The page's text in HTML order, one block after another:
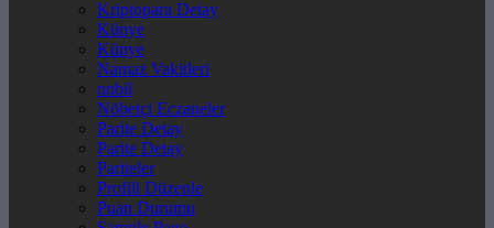
Kriptopara Detay
Künye
Künye
Namaz Vakitleri
nnbil
Nöbetçi Eczaneler
Parite Detay
Parite Detay
Pariteler
Profili Düzenle
Puan Durumu